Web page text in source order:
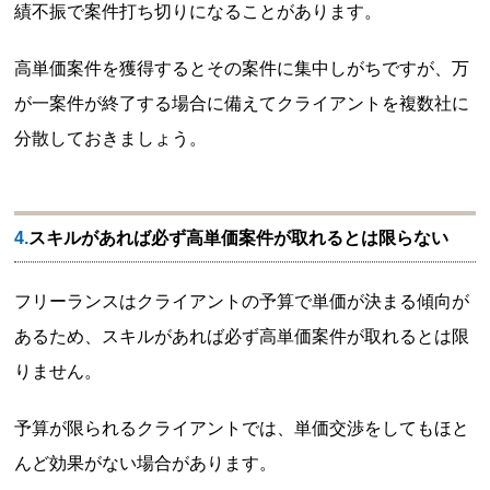
績不振で案件打ち切りになることがあります。
高単価案件を獲得するとその案件に集中しがちですが、万
が一案件が終了する場合に備えてクライアントを複数社に
分散しておきましょう。
4.スキルがあれば必ず高単価案件が取れるとは限らない
フリーランスはクライアントの予算で単価が決まる傾向が
あるため、スキルがあれば必ず高単価案件が取れるとは限
りません。
予算が限られるクライアントでは、単価交渉をしてもほと
んど効果がない場合があります。